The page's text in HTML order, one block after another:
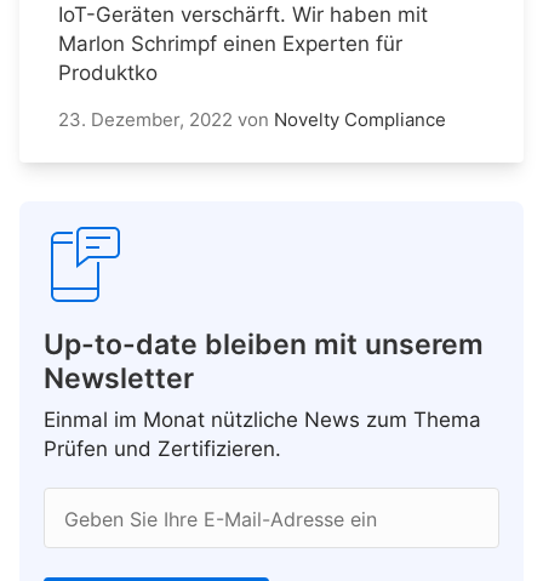
IoT-Geräten verschärft. Wir haben mit
Marlon Schrimpf einen Experten für
Produktko
23. Dezember, 2022 von Novelty Compliance
Up-to-date bleiben mit unserem
Newsletter
Einmal im Monat nützliche News zum Thema
Prüfen und Zertifizieren.
Geben Sie Ihre E-Mail-Adresse ein